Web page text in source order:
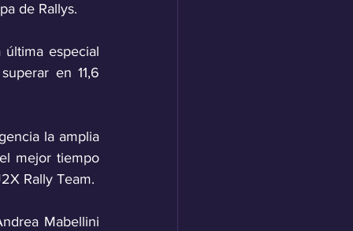
de Rallys.
especial
en 11,6
la amplia
mejor tiempo
Rally Team.
Mabellini